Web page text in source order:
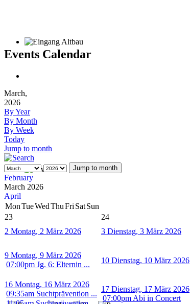
Events Calendar
March,
2026
By Year
By Month
By Week
Today
Jump to month
Jump to month
February
March 2026
April
MonTueWedThuFri SatSun
23
24
2 Montag, 2 März 2026 3 Dienstag, 3 März 2026
9 Montag, 9 März 2026
07:00pm Jg. 6: Elternin ...
10 Dienstag, 10 März 2026
16 Montag, 16 März 2026
09:35am Suchtprävention ...
17 Dienstag, 17 März 2026
07:00pm Abi in Concert